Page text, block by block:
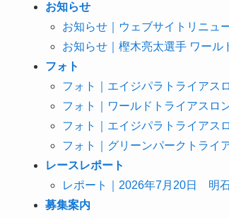
お知らせ
お知らせ｜ウェブサイトリニュ
お知らせ｜樫木亮太選手 ワール
フォト
フォト｜エイジパラトライアス
フォト｜ワールドトライアスロ
フォト｜エイジパラトライアス
フォト｜グリーンパークトライ
レースレポート
レポート｜2026年7月20日 明
募集案内